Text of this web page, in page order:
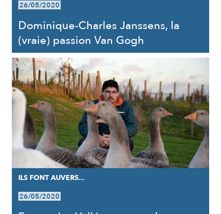
26/05/2020
Dominique-Charles Janssens, la
(vraie) passion Van Gogh
ILS FONT AUVERS...
26/05/2020